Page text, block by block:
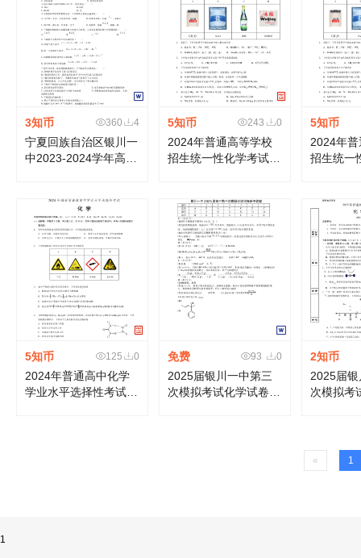
3知币 360 4
宁夏回族自治区银川一
中2023-2024学年高一
5知币 243 0
2024年普通高等学校
招生统一性化学考试
5知币
2024年
招生统一
5知币 125 0
2024年普通高中化学
学业水平选择性考试
免费 93 0
2025届银川一中第三
次模拟考试化学试卷答
2知币
2025届
次模拟考
« 1
1